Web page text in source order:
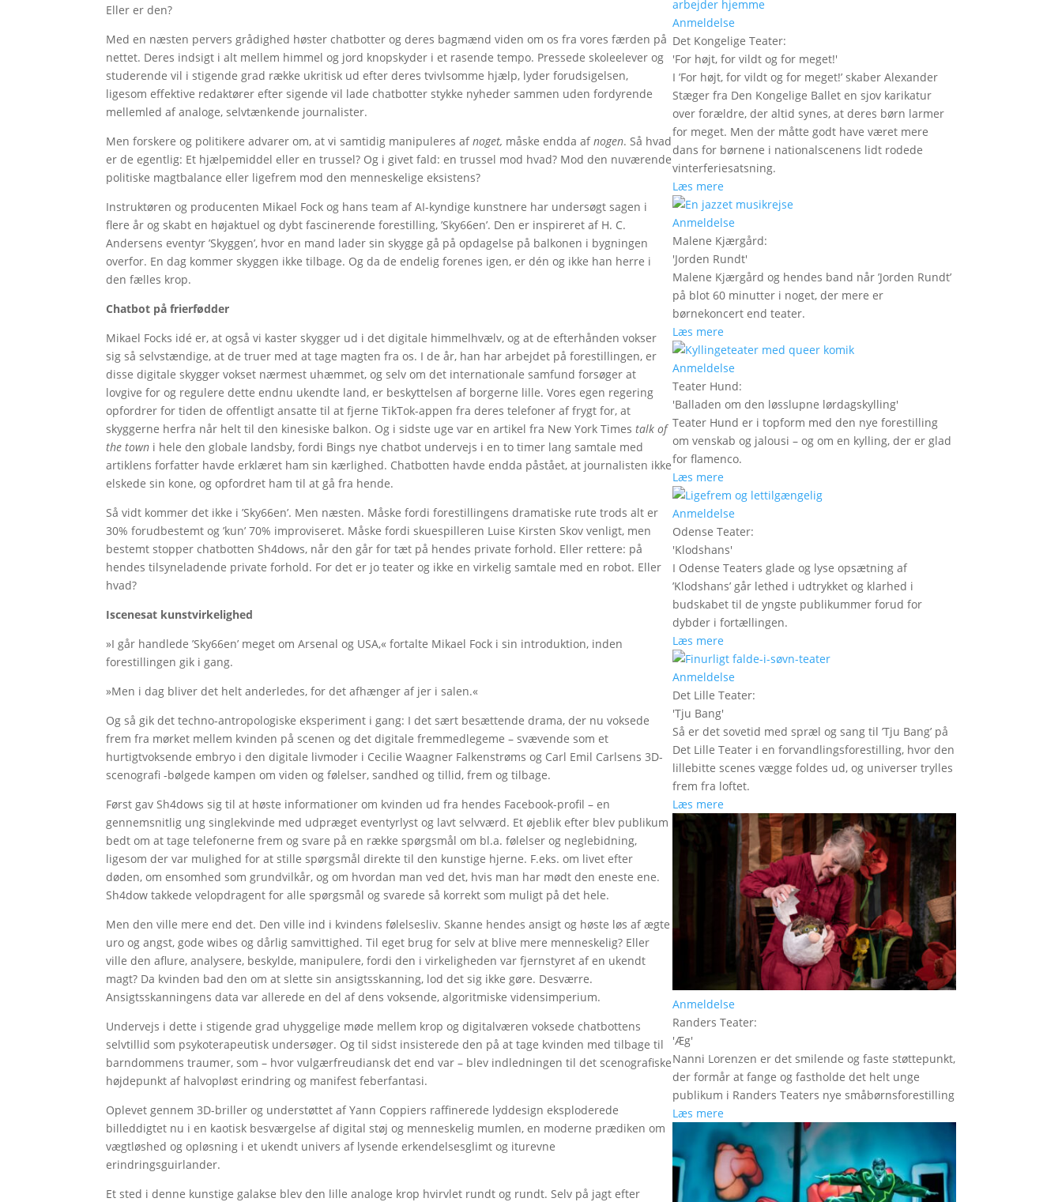
Eller er den?
Med en næsten pervers grådighed høster chatbotter og deres bagmænd viden om os fra vores færden på
nettet. Deres indsigt i alt mellem himmel og jord knopskyder i et rasende tempo. Pressede skoleelever og
studerende vil i stigende grad række ukritisk ud efter deres tvivlsomme hjælp, lyder forudsigelsen,
ligesom effektive redaktører efter sigende vil lade chatbotter stykke nyheder sammen uden fordyrende
mellemled af analoge, selvtænkende journalister.
Men forskere og politikere advarer om, at vi samtidig manipuleres afnoget, måske endda afnogen. Så hvad
er de egentlig: Et hjælpemiddel eller en trussel? Og i givet fald: en trussel mod hvad? Mod den nuværende
politiske magtbalance eller ligefrem mod den menneskelige eksistens?
Instruktøren og producenten Mikael Fock og hans team af AI-kyndige kunstnere har undersøgt sagen i
flere år og skabt en højaktuel og dybt fascinerende forestilling, ’Sky66en’. Den er inspireret af H. C.
Andersens eventyr ’Skyggen’, hvor en mand lader sin skygge gå på opdagelse på balkonen i bygningen
overfor. En dag kommer skyggen ikke tilbage. Og da de endelig forenes igen, er dén og ikke han herre i
den fælles krop.
Chatbot på frierfødder
Mikael Focks idé er, at også vi kaster skygger ud i det digitale himmelhvælv, og at de efterhånden vokser
sig så selvstændige, at de truer med at tage magten fra os. I de år, han har arbejdet på forestillingen, er
disse digitale skygger vokset nærmest uhæmmet, og selv om det internationale samfund forsøger at
lovgive for og regulere dette endnu ukendte land, er beskyttelsen af borgerne lille. Vores egen regering
opfordrer for tiden de offentligt ansatte til at fjerne TikTok-appen fra deres telefoner af frygt for, at
skyggerne herfra når helt til den kinesiske balkon. Og i sidste uge var en artikel fra New York Times talk of
the town i hele den globale landsby, fordi Bings nye chatbot undervejs i en to timer lang samtale med
artiklens forfatter havde erklæret ham sin kærlighed. Chatbotten havde endda påstået, at journalisten ikke
elskede sin kone, og opfordret ham til at gå fra hende.
Så vidt kommer det ikke i ’Sky66en’. Men næsten. Måske fordi forestillingens dramatiske rute trods alt er
30% forudbestemt og ’kun’ 70% improviseret. Måske fordi skuespilleren Luise Kirsten Skov venligt, men
bestemt stopper chatbotten Sh4dows, når den går for tæt på hendes private forhold. Eller rettere: på
hendes tilsyneladende private forhold. For det er jo teater og ikke en virkelig samtale med en robot. Eller
hvad?
Iscenesat kunstvirkelighed
»I går handlede ’Sky66en’ meget om Arsenal og USA,« fortalte Mikael Fock i sin introduktion, inden
forestillingen gik i gang.
»Men i dag bliver det helt anderledes, for det afhænger af jer i salen.«
Og så gik det techno-antropologiske eksperiment i gang: I det sært besættende drama, der nu voksede
frem fra mørket mellem kvinden på scenen og det digitale fremmedlegeme – svævende som et
hurtigtvoksende embryo i den digitale livmoder i Cecilie Waagner Falkenstrøms og Carl Emil Carlsens 3D-
scenografi -bølgede kampen om viden og følelser, sandhed og tillid, frem og tilbage.
Først gav Sh4dows sig til at høste informationer om kvinden ud fra hendes Facebook-profil – en
gennemsnitlig ung singlekvinde med udpræget eventyrlyst og lavt selvværd. Et øjeblik efter blev publikum
bedt om at tage telefonerne frem og svare på en række spørgsmål om bl.a. følelser og neglebidning,
ligesom der var mulighed for at stille spørgsmål direkte til den kunstige hjerne. F.eks. om livet efter
døden, om ensomhed som grundvilkår, og om hvordan man ved det, hvis man har mødt den eneste ene.
Sh4dow takkede velopdragent for alle spørgsmål og svarede så korrekt som muligt på det hele.
Men den ville mere end det. Den ville ind i kvindens følelsesliv. Skanne hendes ansigt og høste løs af ægte
uro og angst, gode wibes og dårlig samvittighed. Til eget brug for selv at blive mere menneskelig? Eller
ville den aflure, analysere, beskylde, manipulere, fordi den i virkeligheden var fjernstyret af en ukendt
magt? Da kvinden bad den om at slette sin ansigtsskanning, lod det sig ikke gøre. Desværre.
Ansigtsskanningens data var allerede en del af dens voksende, algoritmiske vidensimperium.
Undervejs i dette i stigende grad uhyggelige møde mellem krop og digitalværen voksede chatbottens
selvtillid som psykoterapeutisk undersøger. Og til sidst insisterede den på at tage kvinden med tilbage til
barndommens traumer, som – hvor vulgærfreudiansk det end var – blev indledningen til det scenografiske
højdepunkt af halvopløst erindring og manifest feberfantasi.
Oplevet gennem 3D-briller og understøttet af Yann Coppiers raffinerede lyddesign eksploderede
billeddigtet nu i en kaotisk besværgelse af digital støj og menneskelig mumlen, en moderne prædiken om
vægtløshed og opløsning i et ukendt univers af lysende erkendelsesglimt og iturevne
erindringsguirlander.
Et sted i denne kunstige galakse blev den lille analoge krop hvirvlet rundt og rundt. Selv på jagt efter
Anmeldelse
Det Kongelige Teater:
'For højt, for vildt og for meget!'
I ’For højt, for vildt og for meget!’ skaber Alexander
Stæger fra Den Kongelige Ballet en sjov karikatur
over forældre, der altid synes, at deres børn larmer
for meget. Men der måtte godt have været mere
dans for børnene i nationalscenens lidt rodede
vinterferiesatsning.
Læs mere
Anmeldelse
Malene Kjærgård:
'Jorden Rundt'
Malene Kjærgård og hendes band når ’Jorden Rundt’
på blot 60 minutter i noget, der mere er
børnekoncert end teater.
Læs mere
Anmeldelse
Teater Hund:
'Balladen om den løsslupne lørdagskylling'
Teater Hund er i topform med den nye forestilling
om venskab og jalousi – og om en kylling, der er glad
for flamenco.
Læs mere
Anmeldelse
Odense Teater:
'Klodshans'
I Odense Teaters glade og lyse opsætning af
’Klodshans’ går lethed i udtrykket og klarhed i
budskabet til de yngste publikummer forud for
dybder i fortællingen.
Læs mere
Anmeldelse
Det Lille Teater:
'Tju Bang'
Så er det sovetid med spræl og sang til ’Tju Bang’ på
Det Lille Teater i en forvandlingsforestilling, hvor den
lillebitte scenes vægge foldes ud, og universer trylles
frem fra loftet.
Læs mere
Anmeldelse
Randers Teater:
'Æg'
Nanni Lorenzen er det smilende og faste støttepunkt,
der formår at fange og fastholde det helt unge
publikum i Randers Teaters nye småbørnsforestilling
Læs mere